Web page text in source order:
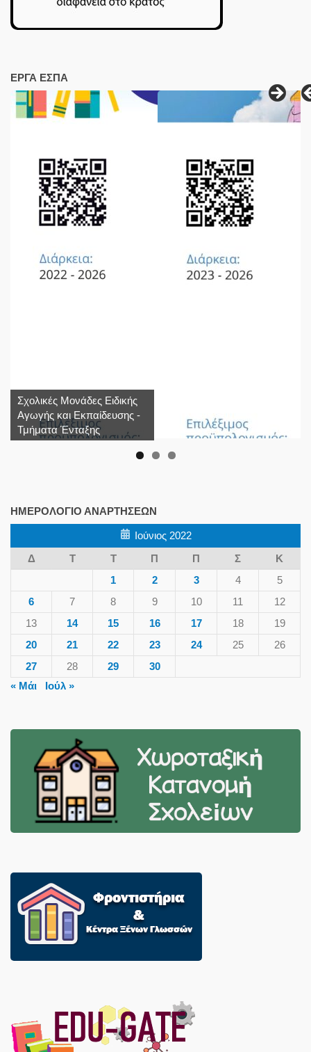
ΕΡΓΑ ΕΣΠΑ
Σχολικές Μονάδες Ειδικής
Αγωγής και Εκπαίδευσης -
Τμήματα Ένταξης
ΗΜΕΡΟΛΌΓΙΟ ΑΝΑΡΤΉΣΕΩΝ
Ιούνιος 2022
Δ
Τ Τ Π Π Σ
Κ
1
2 3 4
5
6
7 8 9 10 11
12
13
14 15 16 17 18
19
20
21 22 23 24 25
26
27
28 29
30
« Μάι
Ιούλ »